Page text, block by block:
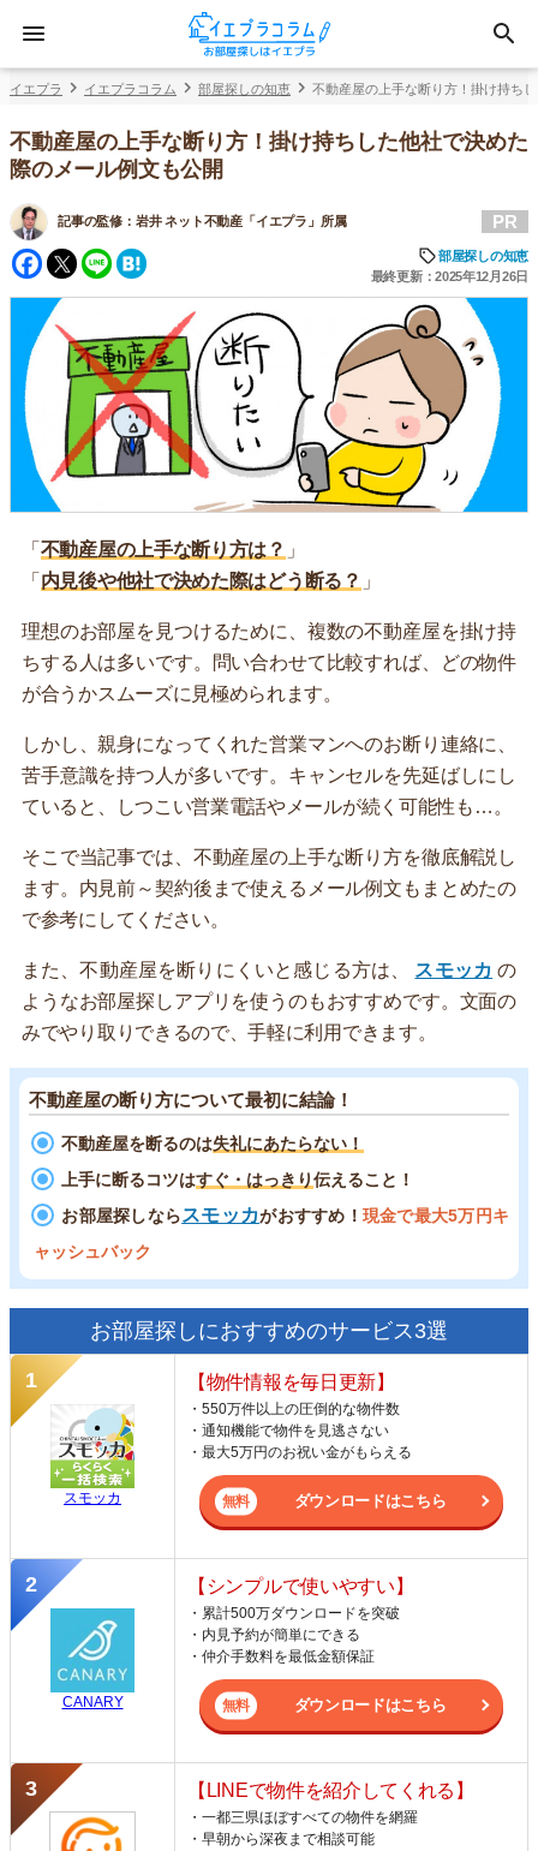
イエプラ イエプラコラム 部屋探しの知恵 不動産屋の上手な断り方！掛け持ち
不動産屋の上手な断り方！掛け持ちした他社で決めた
際のメール例文も公開
記事の監修： 岩井 ネット不動産「イエプラ」所属
Facebook
Twitter
Line
PR
部屋探しの知恵
最終更新：2025年12月26日
「 不動産屋の上手な断り方は？ 」
「 内見後や他社で決めた際はどう断る？ 」
理想のお部屋を見つけるために、複数の不動産屋を掛け持
ちする人は多いです。問い合わせて比較すれば、どの物件
が合うかスムーズに見極められます。
しかし、親身になってくれた営業マンへのお断り連絡に、
苦手意識を持つ人が多いです。キャンセルを先延ばしにし
ていると、しつこい営業電話やメールが続く可能性も…。
そこで当記事では、不動産屋の上手な断り方を徹底解説し
ます。内見前～契約後まで使えるメール例文もまとめたの
で参考にしてください。
また、不動産屋を断りにくいと感じる方は、 スモッカ の
ようなお部屋探しアプリを使うのもおすすめです。文面の
みでやり取りできるので、手軽に利用できます。
不動産屋の断り方について最初に結論！
不動産屋を断るのは失礼にあたらない！
上手に断るコツはすぐ・はっきり伝えること！
お部屋探しならスモッカがおすすめ！ 現金で最大5万円キ
ャッシュバック
お部屋探しにおすすめのサービス3選
スモッカ
【物件情報を毎日更新】
・550万件以上の圧倒的な物件数
・通知機能で物件を見逃さない
・最大5万円のお祝い金がもらえる
ダウンロードはこちら
CANARY
【シンプルで使いやすい】
・累計500万ダウンロードを突破
・内見予約が簡単にできる
・仲介手数料を最低金額保証
ダウンロードはこちら
【LINEで物件を紹介してくれる】
・一都三県ほぼすべての物件を網羅
・早朝から深夜まで相談可能